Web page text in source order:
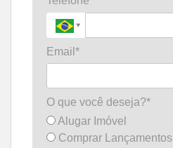
Email*
O que você deseja?*
Alugar Imóvel
Comprar Lançamentos